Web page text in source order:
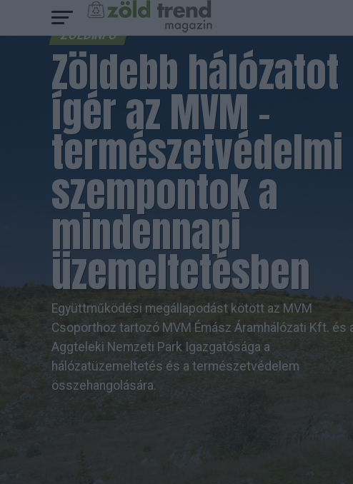
ZÖLDINFÓ
Zöldebb hálózatot
ígér az MVM –
természetvédelmi
szempontok a
mindennapi
üzemeltetésben
Együttműködési megállapodást kötött az MVM
Csoporthoz tartozó MVM Émász Áramhálózati Kft. és
Aggteleki Nemzeti Park Igazgatósága a
hálózatüzemeltetés és a természetvédelem
összehangolására.